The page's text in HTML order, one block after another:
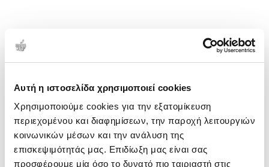
Αυτή η ιστοσελίδα χρησιμοποιεί cookies
Χρησιμοποιούμε cookies για την εξατομίκευση
περιεχομένου και διαφημίσεων, την παροχή λειτουργιών
κοινωνικών μέσων και την ανάλυση της
επισκεψιμότητάς μας. Επιδίωξη μας είναι σας
προσφέρουμε μία όσο το δυνατό πιο ταιριαστή στις